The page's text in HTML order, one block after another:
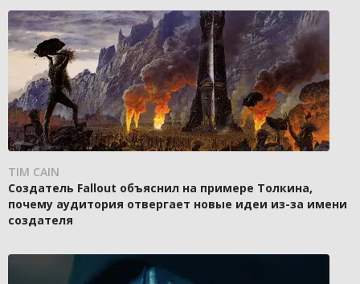
TIM CAIN
Создатель Fallout объяснил на примере Толкина,
почему аудитория отвергает новые идеи из-за имени
создателя